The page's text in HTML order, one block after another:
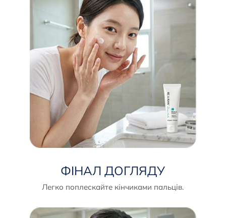
ФІНАЛ ДОГЛЯДУ
Легко поплескайте кінчиками пальців.